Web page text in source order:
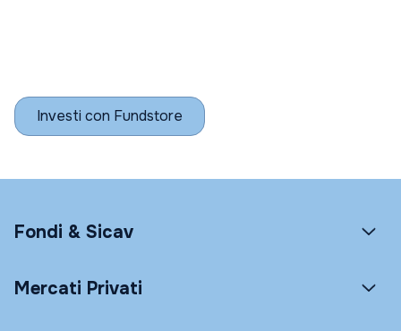
Investi con Fundstore
Fondi & Sicav
Mercati Privati